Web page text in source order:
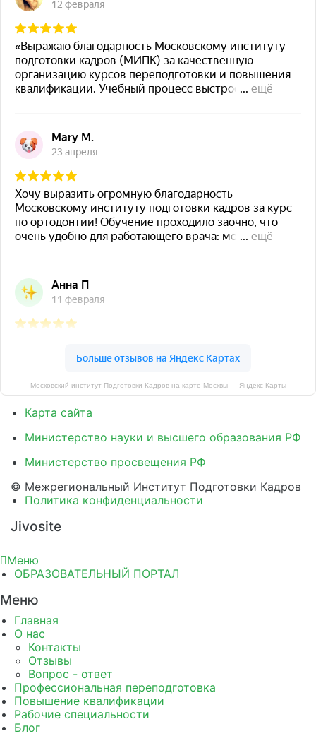
Московский институт Подготовки Кадров на карте Москвы — Яндекс Карты
Карта сайта
Министерство науки и высшего образования РФ
Министерство просвещения РФ
© Межрегиональный Институт Подготовки Кадров
Политика конфиденциальности
Jivosite
Меню
ОБРАЗОВАТЕЛЬНЫЙ ПОРТАЛ
Меню
Главная
О нас
Контакты
Отзывы
Вопрос - ответ
Профессиональная переподготовка
Повышение квалификации
Рабочие специальности
Блог